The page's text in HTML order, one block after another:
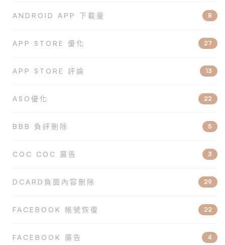
ANDROID APP 下載量 8
APP STORE 優化 27
APP STORE 評論 13
ASO優化 22
BBB 負評刪除 5
COC COC 廣告 3
DCARD負面內容刪除 29
FACEBOOK 帳號恢復 22
FACEBOOK 廣告 4